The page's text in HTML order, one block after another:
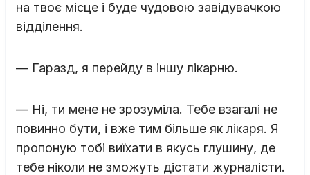
на твоє місце і буде чудовою завідувачкою
відділення.
— Гаразд, я перейду в іншу лікарню.
— Ні, ти мене не зрозуміла. Тебе взагалі не
повинно бути, і вже тим більше як лікаря. Я
пропоную тобі виїхати в якусь глушину, де
тебе ніколи не зможуть дістати журналісти.